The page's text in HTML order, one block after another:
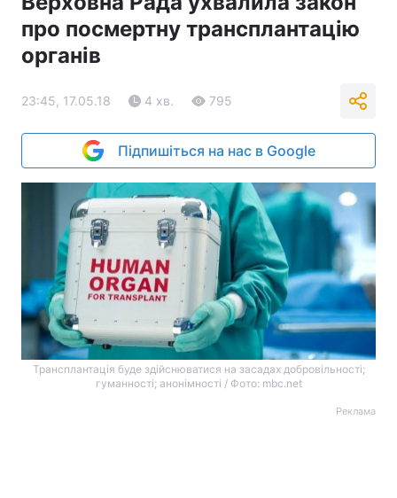
про посмертну трансплантацію
органів
23:45, 17.05.18 4 хв. 795
Підпишіться на нас в Google
Трансплантація буде здійснюватися на засадах добровільності;
гуманності; анонімності / Фото: mbc.net
Реклама